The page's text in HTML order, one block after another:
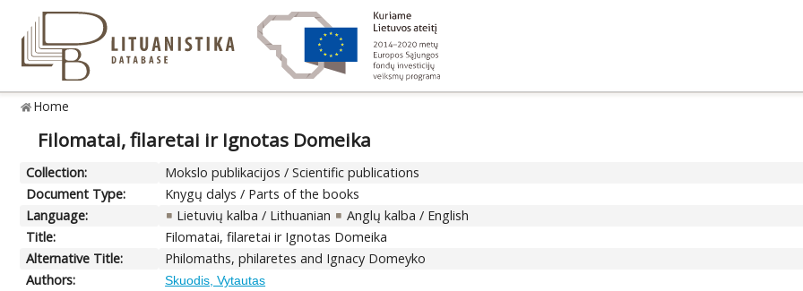
Home
Filomatai, filaretai ir Ignotas Domeika
Collection:
Mokslo publikacijos / Scientific publications
Document Type:
Knygų dalys / Parts of the books
Language:
Lietuvių kalba / Lithuanian
Anglų kalba / English
Title:
Filomatai, filaretai ir Ignotas Domeika
Alternative Title:
Philomaths, philaretes and Ignacy Domeyko
Authors:
Skuodis, Vytautas